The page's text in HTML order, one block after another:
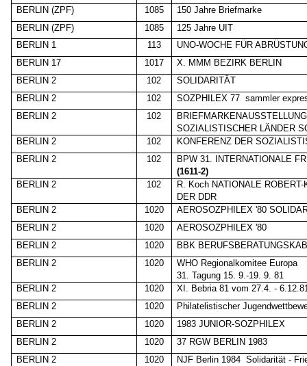
BERLIN (ZPF)
1085
150 Jahre Briefmarke
BERLIN (ZPF)
1085
125 Jahre UIT
BERLIN 1
113
UNO-WOCHE FÜR
BERLIN 17
1017
X. MMM BEZIRK BERLIN
BERLIN 2
102
SOLIDARITÄT
BERLIN 2
102 SOZPHILEX 77 sammler
BERLIN 2
102
BRIEFMARKENAUSSTELLUNG
SOZIALISTISCHER LÄNDER
BERLIN 2
102
KONFERENZ DER
BERLIN 2
102
BPW 31. INTERNATIONALE
(1611-2)
BERLIN 2
102
R. Koch NATIONALE ROBERT-
DER DDR
BERLIN 2
1020
AEROSOZPHILEX '80
BERLIN 2
1020
AEROSOZPHILEX '80
BERLIN 2
1020
BBK
BERLIN 2
1020
WHO Regionalkomitee Europa
31. Tagung 15. 9.-19. 9. 81
BERLIN 2
1020
XI. Bebria 81 vom 27.4. -
BERLIN 2
1020
Philatelistischer
BERLIN 2
1020
1983 JUNIOR-SOZPHILEX
BERLIN 2
1020
37 RGW BERLIN 1983
BERLIN 2
1020 NJF Berlin 1984 Solidarität -